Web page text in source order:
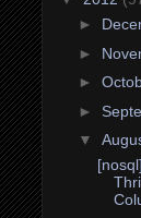
►
►
►
►
▼